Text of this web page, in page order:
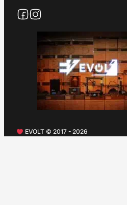
EVOLT © 2017 - 2026